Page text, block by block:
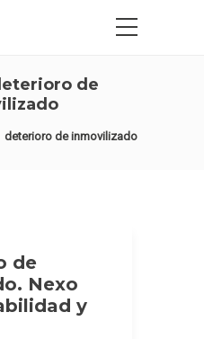
de
deterioro de inmovilizado
de
Nexo
y